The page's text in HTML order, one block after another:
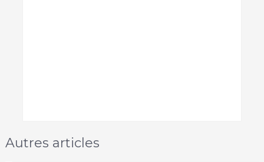
Autres articles